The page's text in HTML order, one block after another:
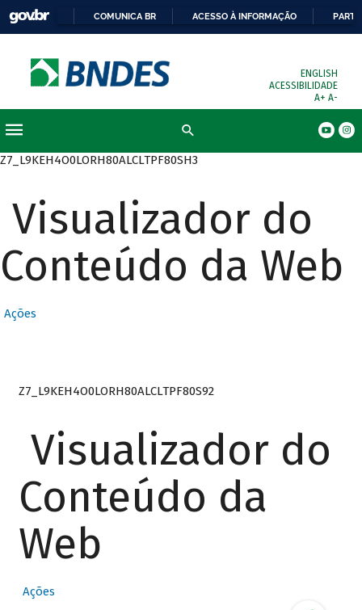
COMUNICA BR ACESSO À INFORMAÇÃO
ENGLISH
ACESSIBILIDADE
A+ A-
Z7_L9KEH4O0LORH80ALCLTPF80SH3
Visualizador do
Conteúdo da Web
Ações
Z7_L9KEH4O0LORH80ALCLTPF80S92
Visualizador do
Conteúdo da
Web
Ações